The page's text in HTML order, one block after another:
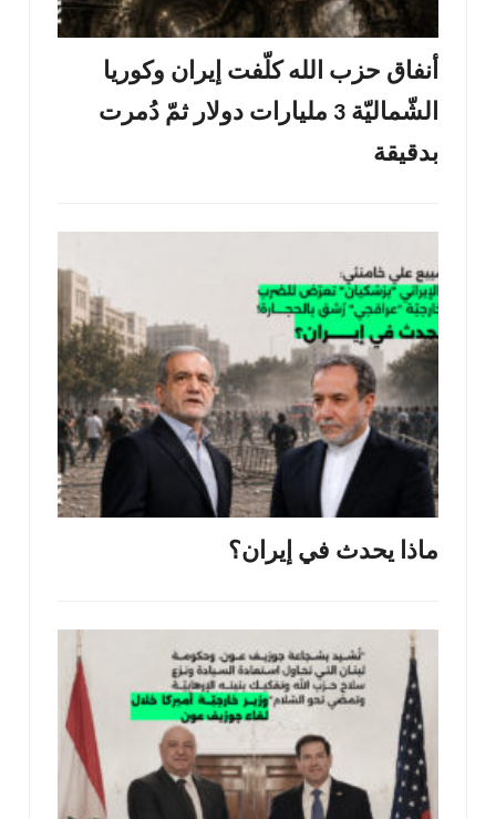
أنفاق حزب الله كلّفت إيران وكوريا
الشّماليّة 3 مليارات دولار ثمّ دُمرت
بدقيقة
ماذا يحدث في إيران؟